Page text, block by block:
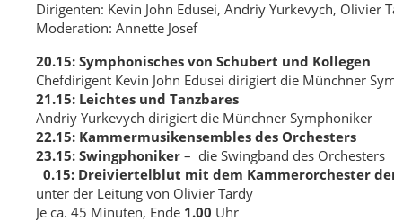
Dirigenten: Kevin John Edusei, Andriy Yurkevych, Olivier
Moderation: Annette Josef
20.15: Symphonisches von Schubert und Kollegen
Chefdirigent Kevin John Edusei dirigiert die Münchner
21.15: Leichtes und Tanzbares
Andriy Yurkevych dirigiert die Münchner Symphoniker
22.15: Kammermusikensembles des Orchesters
23.15: Swingphoniker – die Swingband des Orchesters
0.15: Dreiviertelblut mit dem Kammerorchester
unter der Leitung von Olivier Tardy
Je ca. 45 Minuten, Ende 1.00 Uhr